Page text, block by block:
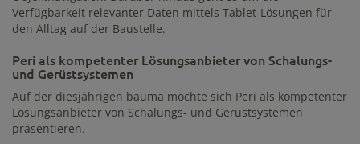
Verfügbarkeit relevanter Daten mittels Tablet-Lösungen für
den Alltag auf der Baustelle.
Peri als kompetenter Lösungsanbieter von Schalungs-
und Gerüstsystemen
Auf der diesjährigen bauma möchte sich Peri als kompetenter
Lösungsanbieter von Schalungs- und Gerüstsystemen
präsentieren.